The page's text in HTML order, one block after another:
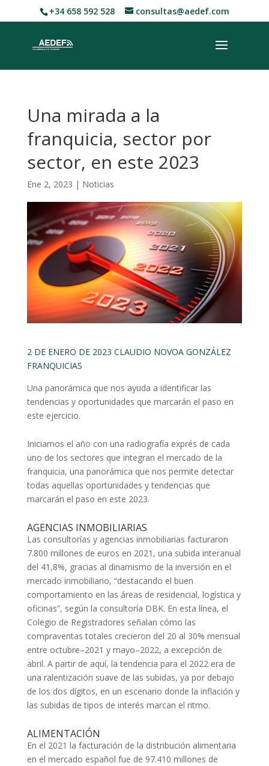
+34 658 592 528 consultas@aedef.com
Una mirada a la
franquicia, sector por
sector, en este 2023
Ene 2, 2023 | Noticias
2 DE ENERO DE 2023 CLAUDIO NOVOA GONZÁLEZ
FRANQUICIAS
Una panorámica que nos ayuda a identificar las
tendencias y oportunidades que marcarán el paso en
este ejercicio.
Iniciamos el año con una radiografía exprés de cada
uno de los sectores que integran el mercado de la
franquicia, una panorámica que nos permite detectar
todas aquellas oportunidades y tendencias que
marcarán el paso en este 2023.
AGENCIAS INMOBILIARIAS
Las consultorías y agencias inmobiliarias facturaron
7.800 millones de euros en 2021, una subida interanual
del 41,8%, gracias al dinamismo de la inversión en el
mercado inmobiliario, “destacando el buen
comportamiento en las áreas de residencial, logística y
oficinas”, según la consultoría DBK. En esta línea, el
Colegio de Registradores señalan cómo las
compraventas totales crecieron del 20 al 30% mensual
entre octubre–2021 y mayo–2022, a excepción de
abril. A partir de aquí, la tendencia para el 2022 era de
una ralentización suave de las subidas, ya por debajo
de los dos dígitos, en un escenario donde la inflación y
las subidas de tipos de interés marcan el ritmo.
ALIMENTACIÓN
En el 2021 la facturación de la distribución alimentaria
en el mercado español fue de 97.410 millones de